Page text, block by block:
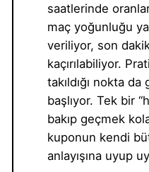
saatlerinde
maç yoğunluğu
veriliyor, son
kaçırılabiliyor.
takıldığı nokta
başlıyor. Tek bir
bakıp geçmek
kuponun kendi
anlayışına uyup